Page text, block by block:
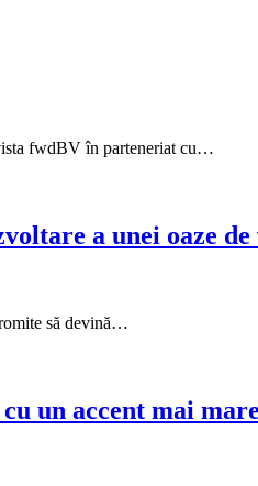
fwdBV în parteneriat cu…
a unei oaze
să devină…
un accent mai